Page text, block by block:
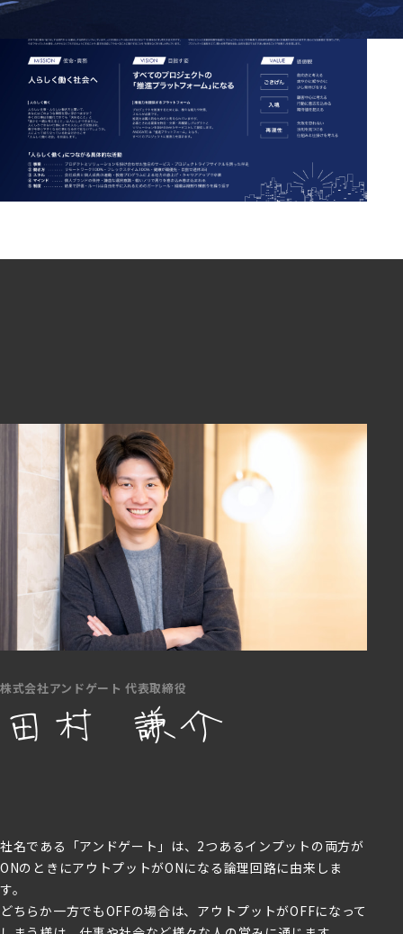
株式会社アンドゲート 代表取締役
社名である「アンドゲート」は、2つあるインプットの両方が
ONのときにアウトプットがONになる論理回路に由来しま
す。
どちらか一方でもOFFの場合は、アウトプットがOFFになって